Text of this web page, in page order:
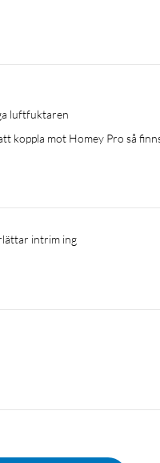
luftfuktaren
koppla mot Homey Pro så
intrim ing